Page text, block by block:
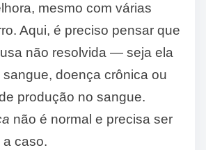
mesmo com várias
Aqui, é preciso pensar que
não resolvida — seja ela
doença crônica ou
produção no sangue.
não é normal e precisa ser
caso.